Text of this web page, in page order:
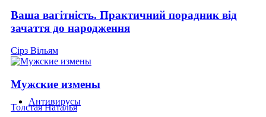
Ваша вагітність. Практичний порадник від
зачаття до народження
Сірз Вільям
Мужские измены
Толстая Наталья
Антивирусы